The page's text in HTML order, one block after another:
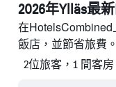
2026年Ylläs最
在
飯店，並節省旅費。
2位旅客，1 間客房